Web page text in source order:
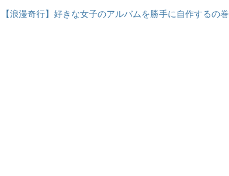
【浪漫奇行】好きな女子のアルバムを勝手に自作するの巻